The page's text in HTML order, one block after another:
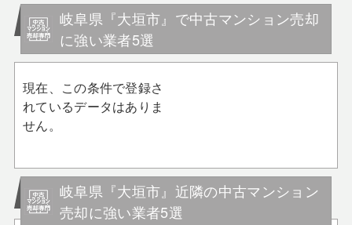
岐阜県『大垣市』で中古マンション売却
に強い業者5選
現在、この条件で登録さ
れているデータはありま
せん。
岐阜県『大垣市』近隣の中古マンション
売却に強い業者5選